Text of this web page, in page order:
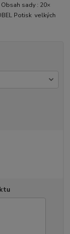
Obsah sady : 20×
Potisk velkých